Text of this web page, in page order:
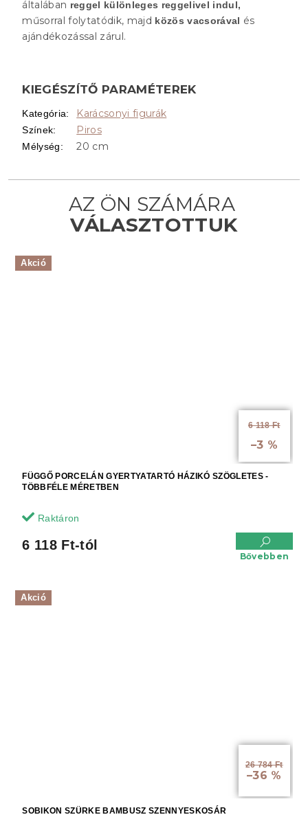
Akció
6 118 Ft
–3 %
FÜGGŐ PORCELÁN GYERTYATARTÓ HÁZIKÓ SZÖGLETES -
TÖBBFÉLE MÉRETBEN
Raktáron
6 118 Ft-tól
Bővebben
Akció
26 784 Ft
–36 %
SOBIKON SZÜRKE BAMBUSZ SZENNYESKOSÁR
általában reggel különleges reggelivel indul,
műsorral folytatódik, majd közös vacsorával és
ajándékozással zárul.
KIEGÉSZÍTŐ PARAMÉTEREK
Kategória: Karácsonyi figurák
Színek: Piros
Mélység: 20 cm